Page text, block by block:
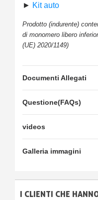
► Kit auto
Prodotto (indurente)
di monomero libero
(UE) 2020/1149)
Documenti Allegati
Questione(FAQs)
videos
Galleria immagini
I CLIENTI CHE